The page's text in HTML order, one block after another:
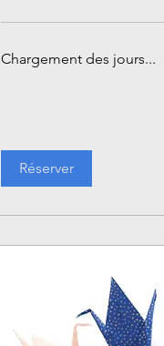
Chargement des jours...
Réserver